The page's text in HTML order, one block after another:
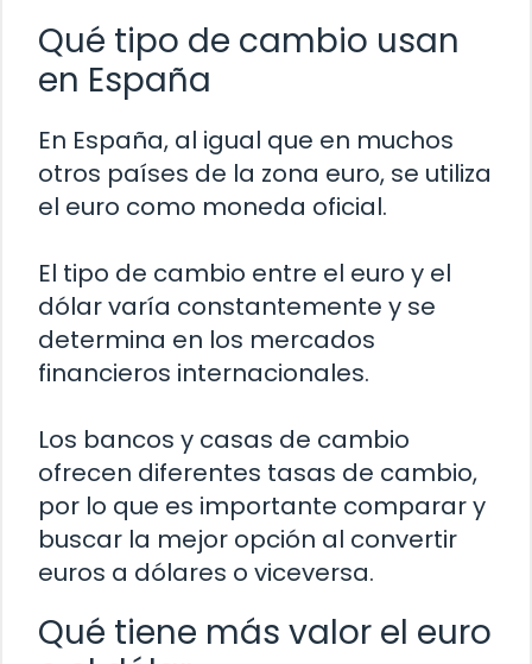
Qué tipo de cambio usan
en España
En España, al igual que en muchos
otros países de la zona euro, se utiliza
el euro como moneda oficial.
El tipo de cambio entre el euro y el
dólar varía constantemente y se
determina en los mercados
financieros internacionales.
Los bancos y casas de cambio
ofrecen diferentes tasas de cambio,
por lo que es importante comparar y
buscar la mejor opción al convertir
euros a dólares o viceversa.
Qué tiene más valor el euro